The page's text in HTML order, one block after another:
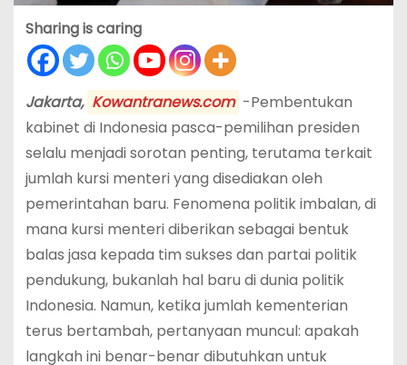
Sharing is caring
Jakarta, Kowantranews.com -Pembentukan
kabinet di Indonesia pasca-pemilihan presiden
selalu menjadi sorotan penting, terutama terkait
jumlah kursi menteri yang disediakan oleh
pemerintahan baru. Fenomena politik imbalan, di
mana kursi menteri diberikan sebagai bentuk
balas jasa kepada tim sukses dan partai politik
pendukung, bukanlah hal baru di dunia politik
Indonesia. Namun, ketika jumlah kementerian
terus bertambah, pertanyaan muncul: apakah
langkah ini benar-benar dibutuhkan untuk